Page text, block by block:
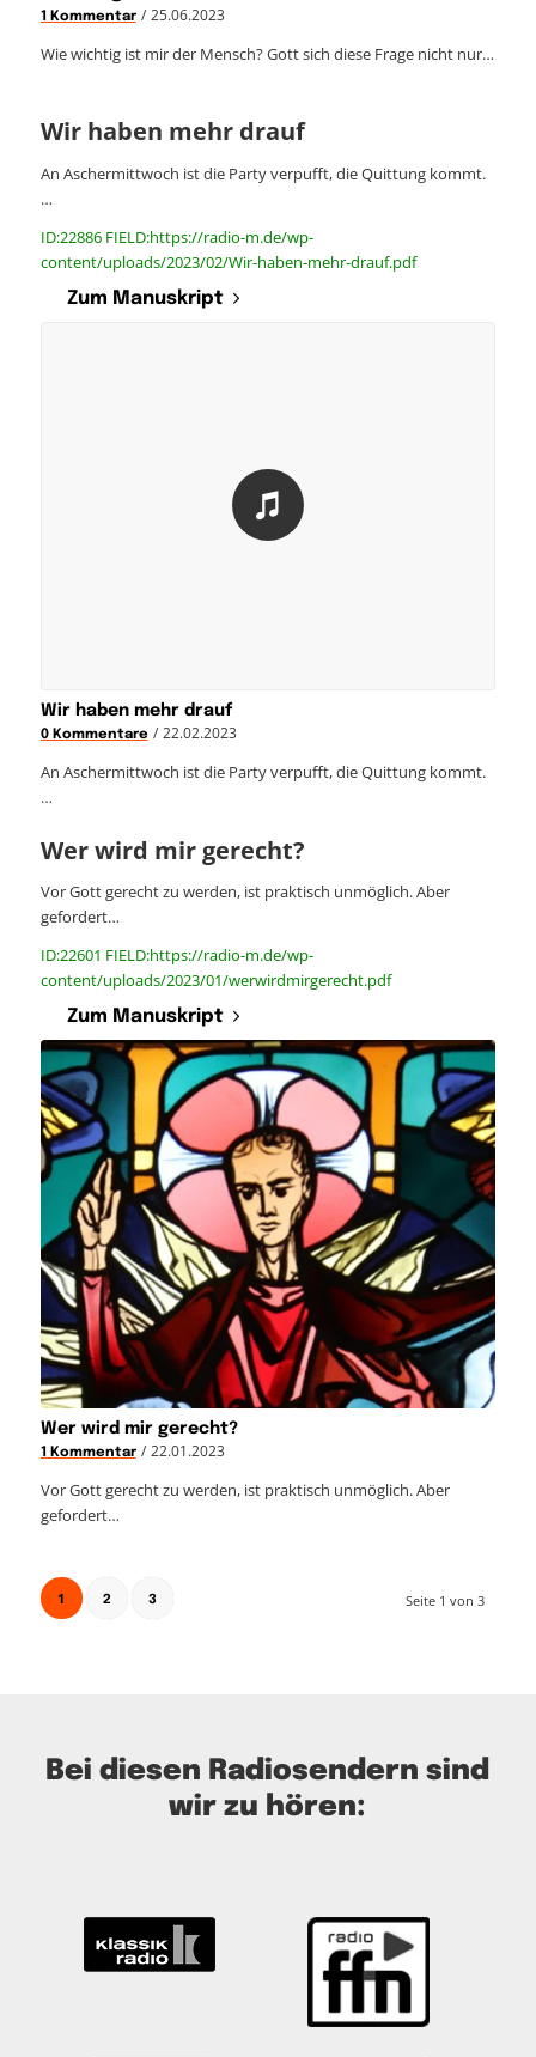
1 Kommentar / 25.06.2023
Wie wichtig ist mir der Mensch? Gott sich diese Frage nicht nur…
Wir haben mehr drauf
An Aschermittwoch ist die Party verpufft, die Quittung kommt.
…
ID:22886 FIELD:https://radio-m.de/wp-
content/uploads/2023/02/Wir-haben-mehr-drauf.pdf
Zum Manuskript
Wir haben mehr drauf
0 Kommentare / 22.02.2023
An Aschermittwoch ist die Party verpufft, die Quittung kommt.
…
Wer wird mir gerecht?
Vor Gott gerecht zu werden, ist praktisch unmöglich. Aber
gefordert…
ID:22601 FIELD:https://radio-m.de/wp-
content/uploads/2023/01/werwirdmirgerecht.pdf
Zum Manuskript
Wer wird mir gerecht?
1 Kommentar / 22.01.2023
Vor Gott gerecht zu werden, ist praktisch unmöglich. Aber
gefordert…
Seite 1 von 3
1 2 3
Bei diesen Radiosendern sind
wir zu hören: